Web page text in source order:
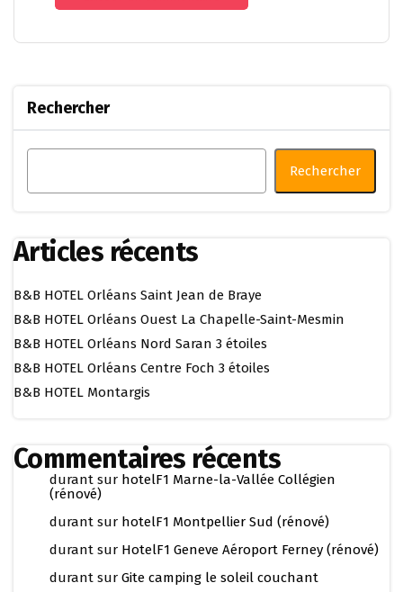
Rechercher
Rechercher
Articles récents
B&B HOTEL Orléans Saint Jean de Braye
B&B HOTEL Orléans Ouest La Chapelle-Saint-Mesmin
B&B HOTEL Orléans Nord Saran 3 étoiles
B&B HOTEL Orléans Centre Foch 3 étoiles
B&B HOTEL Montargis
Commentaires récents
durant sur hotelF1 Marne-la-Vallée Collégien
(rénové)
durant sur hotelF1 Montpellier Sud (rénové)
durant sur HotelF1 Geneve Aéroport Ferney (rénové)
durant sur Gite camping le soleil couchant